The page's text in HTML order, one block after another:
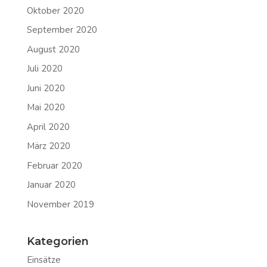
Oktober 2020
September 2020
August 2020
Juli 2020
Juni 2020
Mai 2020
April 2020
März 2020
Februar 2020
Januar 2020
November 2019
Kategorien
Einsätze